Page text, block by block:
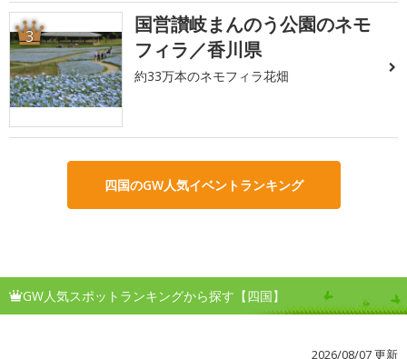
3
国営讃岐まんのう公園のネモ
フィラ／香川県
約33万本のネモフィラ花畑
四国のGW人気イベントランキング
GW人気スポットランキングから探す【四国】
2026/08/07 更新